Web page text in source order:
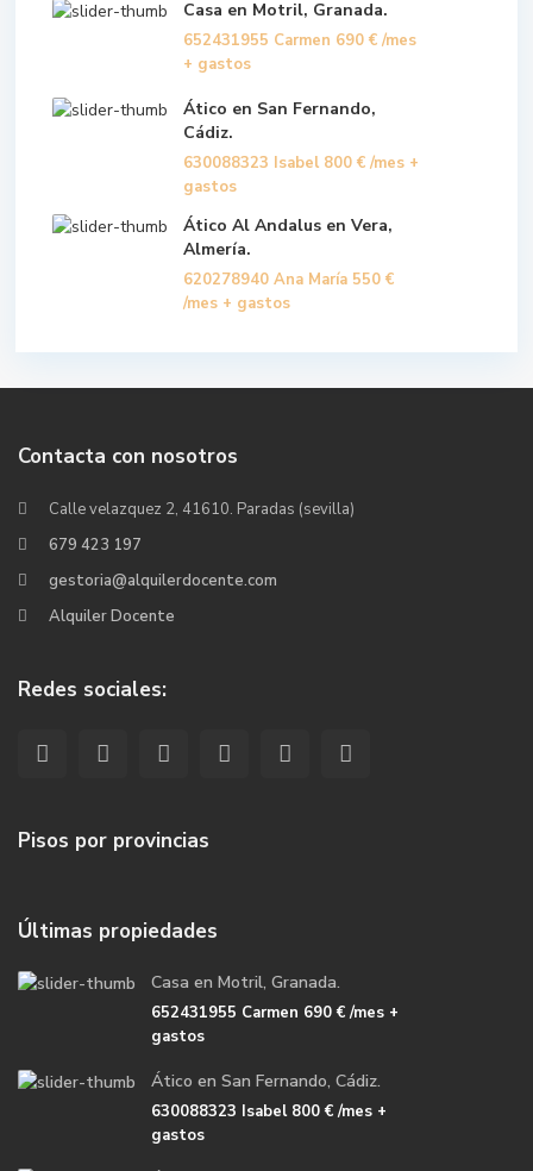
Casa en Motril, Granada.
652431955 Carmen 690 € /mes
+ gastos
Ático en San Fernando,
Cádiz.
630088323 Isabel 800 € /mes +
gastos
Ático Al Andalus en Vera,
Almería.
620278940 Ana María 550 €
/mes + gastos
Contacta con nosotros
Calle velazquez 2, 41610. Paradas (sevilla)
679 423 197
gestoria@alquilerdocente.com
Alquiler Docente
Redes sociales:
Pisos por provincias
Últimas propiedades
Casa en Motril, Granada.
652431955 Carmen 690 €/mes +
gastos
Ático en San Fernando, Cádiz.
630088323 Isabel800 €/mes +
gastos